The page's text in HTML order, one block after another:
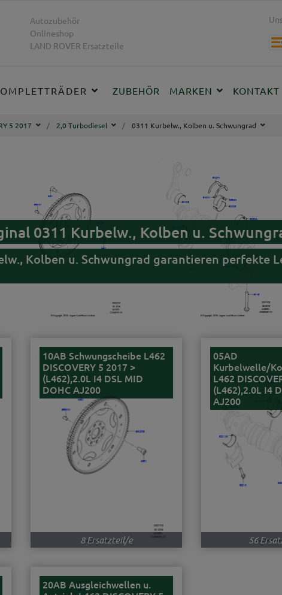
Autozubehör
Onlineshop
LAND ROVER Ersatzteile
ZUBEHÖR MARKEN KONTAKT
5 2017 2,0 Turbodiesel 0311 Kurbelw., Kolben u. Schwungrad
0311 Kurbelw., Kolben u.
Kolben u. Schwungrad garantieren perfekte
10AB Schwungscheibe L462
DISCOVERY 5 2017 >
(L462),2.0L I4 DSL MID
DOHC AJ200
8 Ersatzteil/e
05AD
Kurbelwelle/
L462
(L462),2.0L I4
AJ200
56
20AB Ausgleichwellen u.